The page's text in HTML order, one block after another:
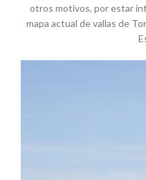
otros motivos, por estar
mapa actual de vallas de